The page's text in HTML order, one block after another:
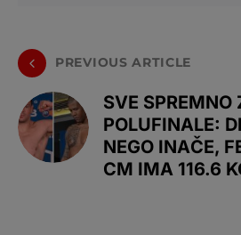
PREVIOUS ARTICLE
SVE SPREMNO
POLUFINALE:
NEGO INAČE,
CM IMA 116.6